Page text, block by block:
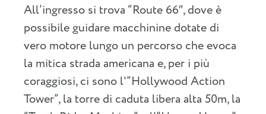
All’ingresso si trova “Route 66″, dove è
possibile guidare macchinine dotate di
vero motore lungo un percorso che evoca
la mitica strada americana e, per i più
coraggiosi, ci sono l'”Hollywood Action
Tower”, la torre di caduta libera alta 50m, la